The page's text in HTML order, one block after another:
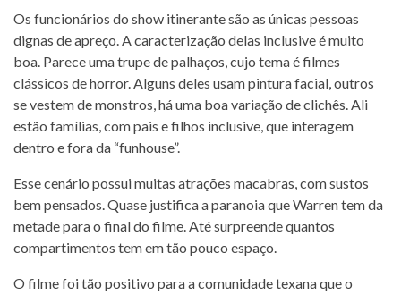
Os funcionários do show itinerante são as únicas pessoas
dignas de apreço. A caracterização delas inclusive é muito
boa. Parece uma trupe de palhaços, cujo tema é filmes
clássicos de horror. Alguns deles usam pintura facial, outros
se vestem de monstros, há uma boa variação de clichês. Ali
estão famílias, com pais e filhos inclusive, que interagem
dentro e fora da “funhouse”.
Esse cenário possui muitas atrações macabras, com sustos
bem pensados. Quase justifica a paranoia que Warren tem da
metade para o final do filme. Até surpreende quantos
compartimentos tem em tão pouco espaço.
O filme foi tão positivo para a comunidade texana que o